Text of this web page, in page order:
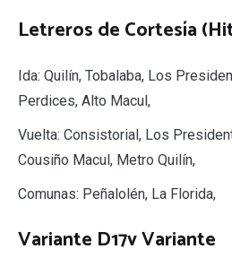
Letreros de Cortesía
Ida: Quilín, Tobalaba, Los
Perdices, Alto Macul,
Vuelta: Consistorial, Los
Cousiño Macul, Metro Quilín,
Comunas: Peñalolén, La Florida,
Variante D17v Variante